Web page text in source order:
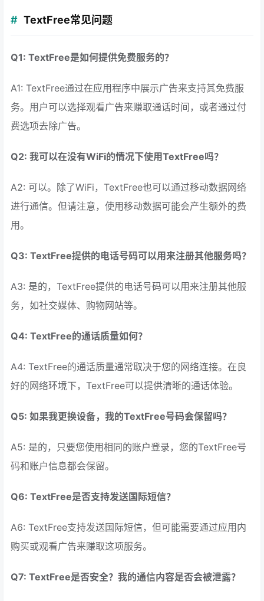
TextFree常见问题
Q1: TextFree是如何提供免费服务的？
A1: TextFree通过在应用程序中展示广告来支持其免费服
务。用户可以选择观看广告来赚取通话时间，或者通过付
费选项去除广告。
Q2: 我可以在没有WiFi的情况下使用TextFree吗？
A2: 可以。除了WiFi，TextFree也可以通过移动数据网络
进行通信。但请注意，使用移动数据可能会产生额外的费
用。
Q3: TextFree提供的电话号码可以用来注册其他服务吗？
A3: 是的，TextFree提供的电话号码可以用来注册其他服
务，如社交媒体、购物网站等。
Q4: TextFree的通话质量如何？
A4: TextFree的通话质量通常取决于您的网络连接。在良
好的网络环境下，TextFree可以提供清晰的通话体验。
Q5: 如果我更换设备，我的TextFree号码会保留吗？
A5: 是的，只要您使用相同的账户登录，您的TextFree号
码和账户信息都会保留。
Q6: TextFree是否支持发送国际短信？
A6: TextFree支持发送国际短信，但可能需要通过应用内
购买或观看广告来赚取这项服务。
Q7: TextFree是否安全？我的通信内容是否会被泄露？